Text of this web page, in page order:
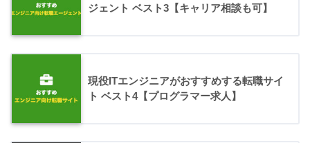
ジェント ベスト3【キャリア相談も可】
現役ITエンジニアがおすすめする転職サイ
ト ベスト4【プログラマー求人】